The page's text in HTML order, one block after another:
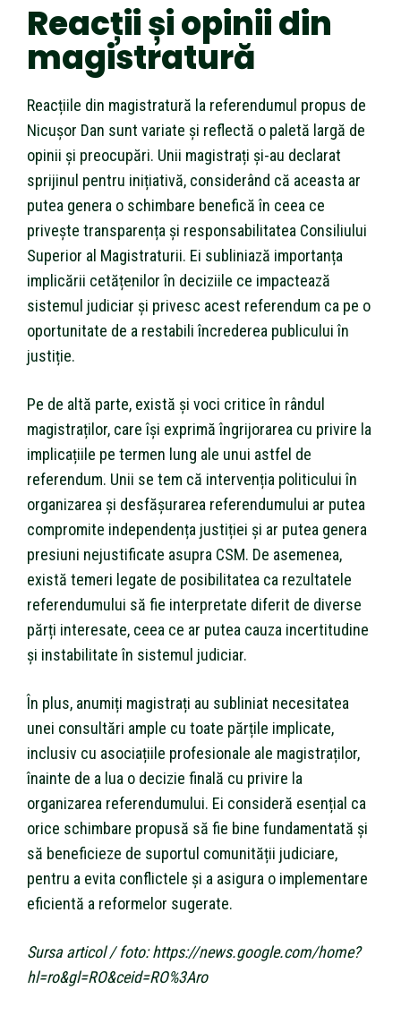
Reacții și opinii din
magistratură
Reacțiile din magistratură la referendumul propus de
Nicușor Dan sunt variate și reflectă o paletă largă de
opinii și preocupări. Unii magistrați și-au declarat
sprijinul pentru inițiativă, considerând că aceasta ar
putea genera o schimbare benefică în ceea ce
privește transparența și responsabilitatea Consiliului
Superior al Magistraturii. Ei subliniază importanța
implicării cetățenilor în deciziile ce impactează
sistemul judiciar și privesc acest referendum ca pe o
oportunitate de a restabili încrederea publicului în
justiție.
Pe de altă parte, există și voci critice în rândul
magistraților, care își exprimă îngrijorarea cu privire la
implicațiile pe termen lung ale unui astfel de
referendum. Unii se tem că intervenția politicului în
organizarea și desfășurarea referendumului ar putea
compromite independența justiției și ar putea genera
presiuni nejustificate asupra CSM. De asemenea,
există temeri legate de posibilitatea ca rezultatele
referendumului să fie interpretate diferit de diverse
părți interesate, ceea ce ar putea cauza incertitudine
și instabilitate în sistemul judiciar.
În plus, anumiți magistrați au subliniat necesitatea
unei consultări ample cu toate părțile implicate,
inclusiv cu asociațiile profesionale ale magistraților,
înainte de a lua o decizie finală cu privire la
organizarea referendumului. Ei consideră esențial ca
orice schimbare propusă să fie bine fundamentată și
să beneficieze de suportul comunității judiciare,
pentru a evita conflictele și a asigura o implementare
eficientă a reformelor sugerate.
Sursa articol / foto: https://news.google.com/home?
hl=ro&gl=RO&ceid=RO%3Aro